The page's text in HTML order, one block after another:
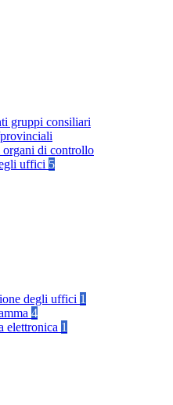
gruppi consiliari
di controllo
uffici 5
degli uffici 1
4
elettronica 1